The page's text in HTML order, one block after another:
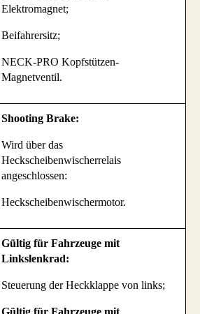
Elektromagnet;
Beifahrersitz;
NECK-PRO Kopfstützen-
Magnetventil.
Shooting Brake:
Wird über das
Heckscheibenwischerrelais
angeschlossen:
Heckscheibenwischermotor.
Gültig für Fahrzeuge mit
Linkslenkrad:
Steuerung der Heckklappe von links;
Gültig für Fahrzeuge mit